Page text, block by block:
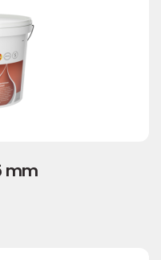
mm